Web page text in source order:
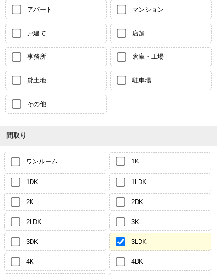
アパート マンション
戸建て 店舗
事務所 倉庫・工場
貸土地 駐車場
その他
間取り
ワンルーム 1K
1DK 1LDK
2K 2DK
2LDK 3K
3DK 3LDK
4K 4DK